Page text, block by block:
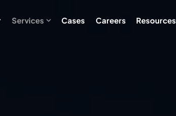
Show submenu for About
Services
Show submenu for Services
Cases Careers Resources